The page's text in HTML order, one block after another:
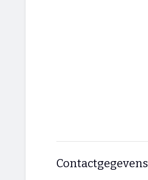
Contactgegevens